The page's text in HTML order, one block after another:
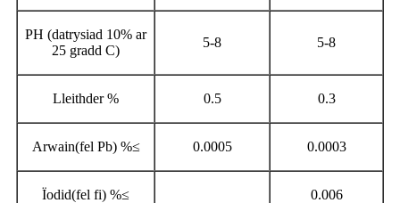
PH (datrysiad 10% ar
25 gradd C)
5-8 5-8
Lleithder % 0.5 0.3
Arwain(fel Pb) %≤ 0.0005 0.0003
Ïodid(fel fi) %≤ 0.006